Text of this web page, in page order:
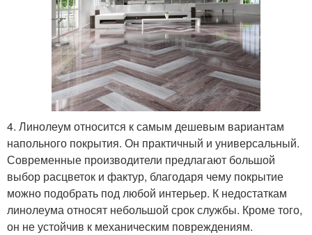
4. Линолеум относится к самым дешевым вариантам
напольного покрытия. Он практичный и универсальный.
Современные производители предлагают большой
выбор расцветок и фактур, благодаря чему покрытие
можно подобрать под любой интерьер. К недостаткам
линолеума относят небольшой срок службы. Кроме того,
он не устойчив к механическим повреждениям.